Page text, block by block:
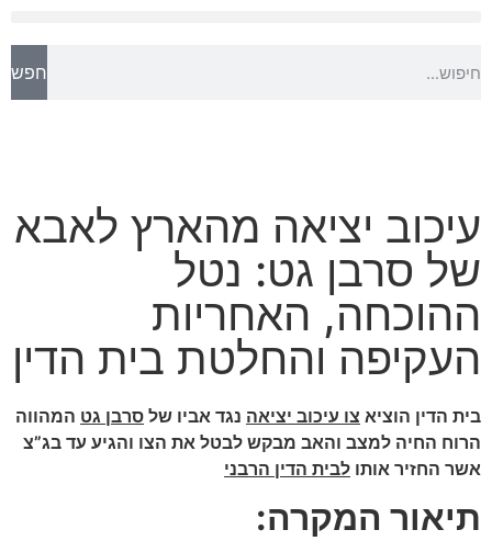
חפש
עיכוב יציאה מהארץ לאבא
של סרבן גט: נטל
ההוכחה, האחריות
העקיפה והחלטת בית הדין
בית הדין הוציא צו עיכוב יציאה נגד אביו של סרבן גט המהווה
הרוח החיה למצב והאב מבקש לבטל את הצו והגיע עד בג”צ
אשר החזיר אותו לבית הדין הרבני
תיאור המקרה: